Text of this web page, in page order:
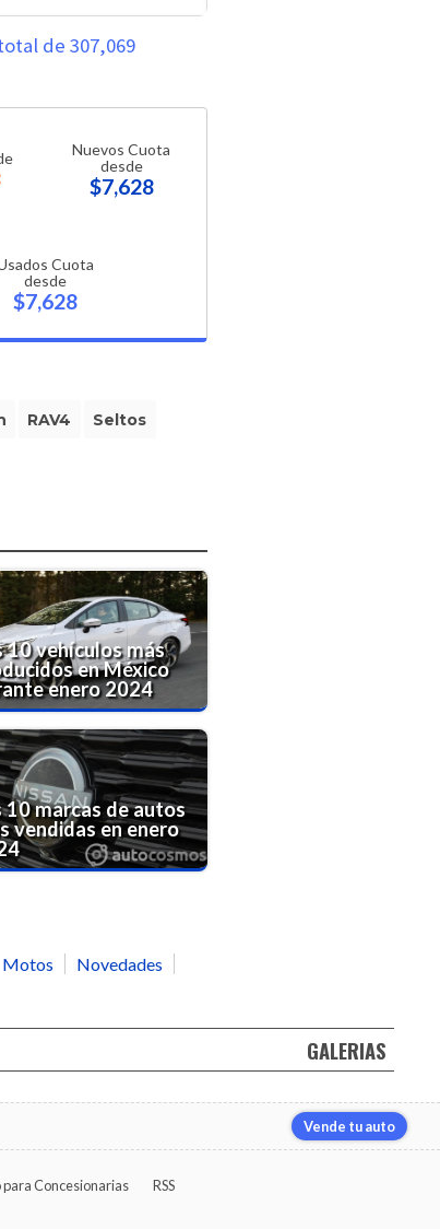
de 307,069
Nuevos Cuota
desde
$7,628
Cuota
desde
$7,628
RAV4 Seltos
10 vehículos más
en México
enero 2024
10 marcas de autos
vendidas en enero
Motos
Novedades
GALERIAS
Vende tu auto
para Concesionarias RSS